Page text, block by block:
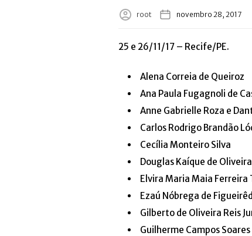
root novembro 28, 2017
25 e 26/11/17 – Recife/PE.
Alena Correia de Queiroz
Ana Paula Fugagnoli de
Anne Gabrielle Roza e
Carlos Rodrigo Brandão
Cecília Monteiro Silva
Douglas Kaíque de
Elvira Maria Maia Ferreira
Ezaú Nóbrega de
Gilberto de Oliveira Reis
Guilherme Campos